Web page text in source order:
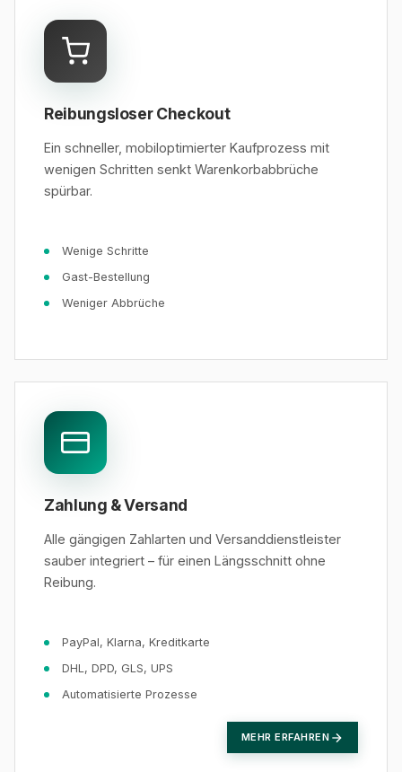
Reibungsloser Checkout
Ein schneller, mobiloptimierter Kaufprozess mit
wenigen Schritten senkt Warenkorbabbrüche
spürbar.
Wenige Schritte
Gast-Bestellung
Weniger Abbrüche
Zahlung & Versand
Alle gängigen Zahlarten und Versanddienstleister
sauber integriert – für einen Längsschnitt ohne
Reibung.
PayPal, Klarna, Kreditkarte
DHL, DPD, GLS, UPS
Automatisierte Prozesse
MEHR ERFAHREN